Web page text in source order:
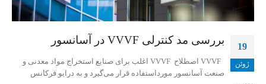
19
ژوئن
بررسی مد کنترلی VVVF در آسانسور
VVVF اصطلاح VVVF اغلب برای صنایع استخراج مواد معدنی و
صنعت آسانسور مورداستفاده قرار می‌گیرد و به درایو فرکانس